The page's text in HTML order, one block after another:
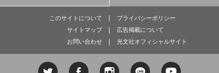
このサイトについて
プライバシーポリシー
サイトマップ
広告掲載について
お問い合わせ
光文社オフィシャルサイト